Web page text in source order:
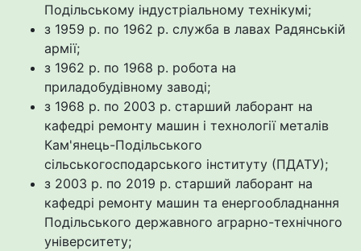
Подільському індустріальному технікумі;
з 1959 р. по 1962 р. служба в лавах Радянській
армії;
з 1962 р. по 1968 р. робота на
приладобудівному заводі;
з 1968 р. по 2003 р. старший лаборант на
кафедрі ремонту машин і технології металів
Кам'янець-Подільського
сільськогосподарського інституту (ПДАТУ);
з 2003 р. по 2019 р. старший лаборант на
кафедрі ремонту машин та енергообладнання
Подільського державного аграрно-технічного
університету;